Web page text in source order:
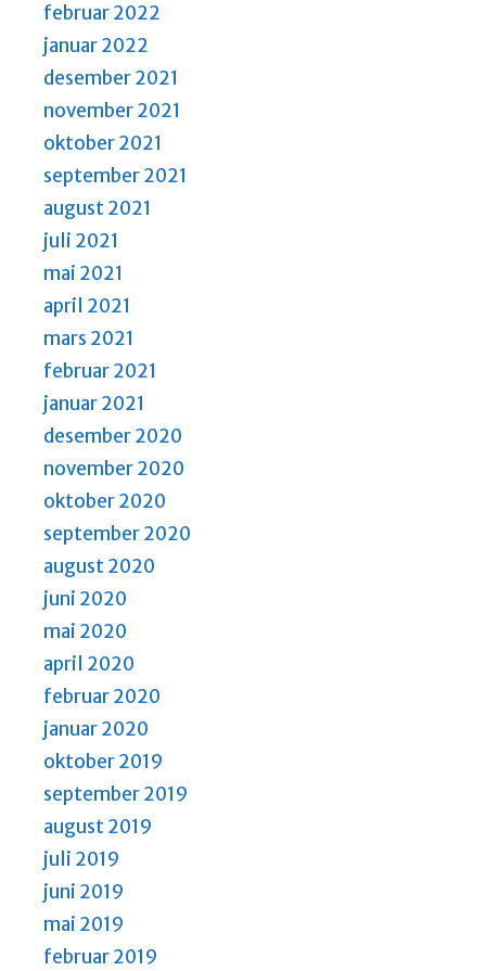
februar 2022
januar 2022
desember 2021
november 2021
oktober 2021
september 2021
august 2021
juli 2021
mai 2021
april 2021
mars 2021
februar 2021
januar 2021
desember 2020
november 2020
oktober 2020
september 2020
august 2020
juni 2020
mai 2020
april 2020
februar 2020
januar 2020
oktober 2019
september 2019
august 2019
juli 2019
juni 2019
mai 2019
februar 2019